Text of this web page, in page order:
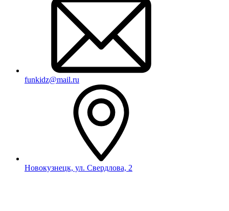
funkidz@mail.ru
Новокузнецк, ул. Свердлова, 2